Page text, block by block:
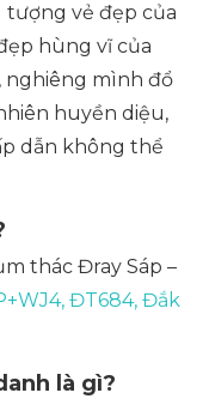
tượng vẻ đẹp của
hùng vĩ của
nghiêng mình đổ
huyền diệu,
dẫn không thể
thác Đray Sáp –
ĐT684, Đắk
là gì?